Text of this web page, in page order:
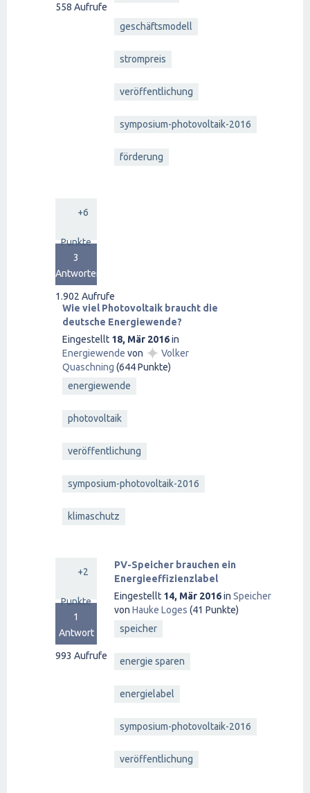
558 Aufrufe
geschäftsmodell
strompreis
veröffentlichung
symposium-photovoltaik-2016
förderung
+6
Punkte
3
Antworten
1.902 Aufrufe
Wie viel Photovoltaik braucht die
deutsche Energiewende?
Eingestellt 18, Mär 2016in
Energiewende von ✦ Volker
Quaschning (644Punkte)
energiewende
photovoltaik
veröffentlichung
symposium-photovoltaik-2016
klimaschutz
+2
Punkte
1
Antwort
993 Aufrufe
PV-Speicher brauchen ein
Energieeffizienzlabel
Eingestellt 14, Mär 2016in Speicher
von Hauke Loges (41 Punkte)
speicher
energie sparen
energielabel
symposium-photovoltaik-2016
veröffentlichung